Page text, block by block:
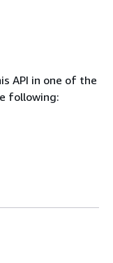
API in one of the
following: